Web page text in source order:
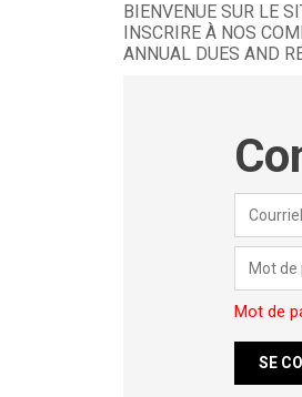
BIENVENUE SUR LE
INSCRIRE À NOS
ANNUAL DUES AND
Mot de